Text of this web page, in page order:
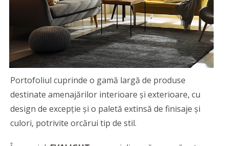
Portofoliul cuprinde o gamă largă de produse
destinate amenajărilor interioare şi exterioare, cu
design de excepție și o paletă extinsă de finisaje și
culori, potrivite orcărui tip de stil.